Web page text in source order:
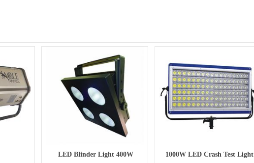
LED Blinder Light 400W
1000W LED Crash Test Light